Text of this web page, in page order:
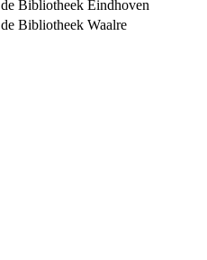
de Bibliotheek Eindhoven
de Bibliotheek Waalre